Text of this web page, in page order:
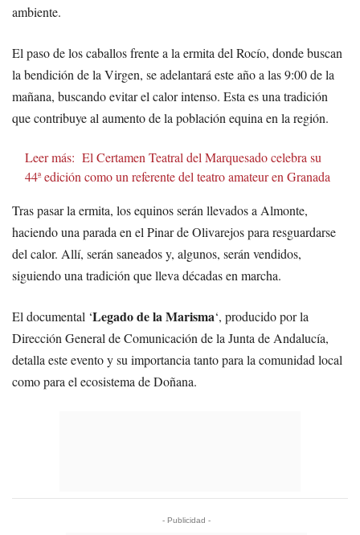
ambiente.
El paso de los caballos frente a la ermita del Rocío, donde buscan
la bendición de la Virgen, se adelantará este año a las 9:00 de la
mañana, buscando evitar el calor intenso. Esta es una tradición
que contribuye al aumento de la población equina en la región.
Leer más: El Certamen Teatral del Marquesado celebra su
44ª edición como un referente del teatro amateur en Granada
Tras pasar la ermita, los equinos serán llevados a Almonte,
haciendo una parada en el Pinar de Olivarejos para resguardarse
del calor. Allí, serán saneados y, algunos, serán vendidos,
siguiendo una tradición que lleva décadas en marcha.
El documental ‘Legado de la Marisma‘, producido por la
Dirección General de Comunicación de la Junta de Andalucía,
detalla este evento y su importancia tanto para la comunidad local
como para el ecosistema de Doñana.
- Publicidad -